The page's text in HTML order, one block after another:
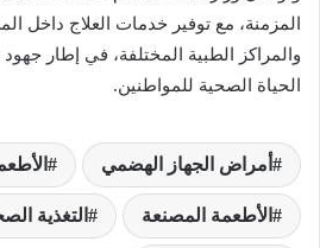
المزمنة، مع توفير خدمات العلاج داخل
والمراكز الطبية المختلفة، في إطار
الحياة الصحية للمواطنين.
أمراض الجهاز الهضمي
الأطعمة المصنعة التغذية